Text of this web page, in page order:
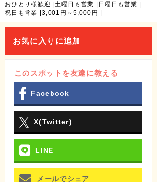
おひとり様歓迎
土曜日も営業
日曜日も営業
祝日も営業
3,001円～5,000円
お気に入りに追加
このスポットを友達に教える
Facebook
X(Twitter)
LINE
メールでシェア